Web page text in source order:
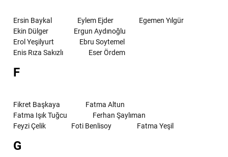
Ersin Baykal Eylem Ejder
Egemen Yılgür
Ekin Dülger
Ergun Aydınoğlu
Erol Yeşilyurt
Ebru Soytemel
Enis Rıza Sakızlı
Eser Ördem
F
Fikret Başkaya
Fatma Altun
Fatma Işık Tuğcu
Ferhan Şaylıman
Feyzi Çelik
Foti Benlisoy Fatma Yeşil
G